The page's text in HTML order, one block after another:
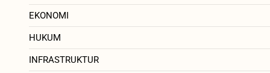
EKONOMI
HUKUM
INFRASTRUKTUR